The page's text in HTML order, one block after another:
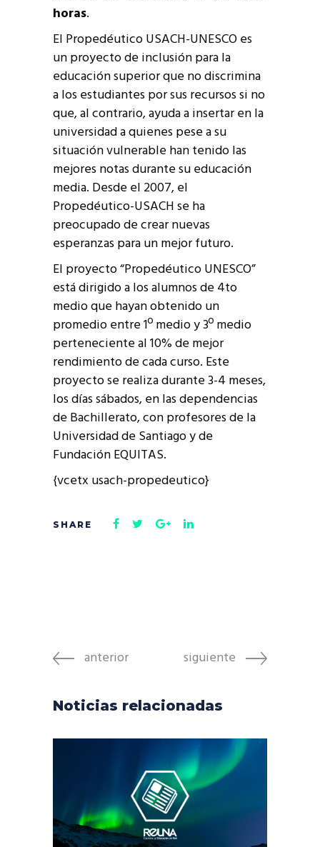
horas.
El Propedéutico USACH-UNESCO es
un proyecto de inclusión para la
educación superior que no discrimina
a los estudiantes por sus recursos si no
que, al contrario, ayuda a insertar en la
universidad a quienes pese a su
situación vulnerable han tenido las
mejores notas durante su educación
media. Desde el 2007, el
Propedéutico-USACH se ha
preocupado de crear nuevas
esperanzas para un mejor futuro.
El proyecto “Propedéutico UNESCO”
está dirigido a los alumnos de 4to
medio que hayan obtenido un
promedio entre 1º medio y 3º medio
perteneciente al 10% de mejor
rendimiento de cada curso. Este
proyecto se realiza durante 3-4 meses,
los días sábados, en las dependencias
de Bachillerato, con profesores de la
Universidad de Santiago y de
Fundación EQUITAS.
{vcetx usach-propedeutico}
anterior siguiente
Noticias relacionadas